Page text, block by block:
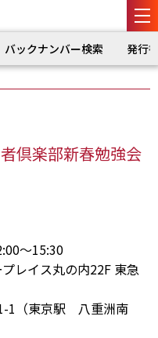
バックナンバー検索 発行
倶楽部新春勉強会
～15:30
レイス丸の内22F 東急
（東京駅 八重洲南